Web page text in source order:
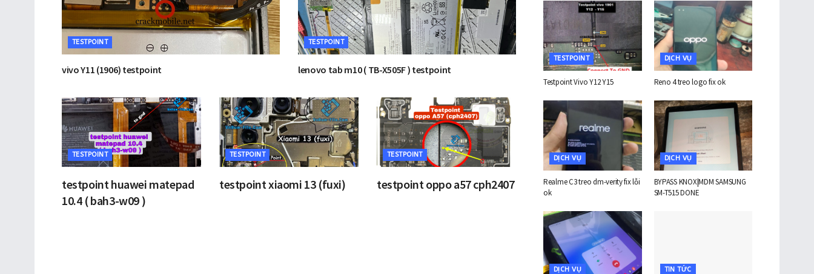
TESTPOINT
vivo Y11 (1906) testpoint
TESTPOINT
lenovo tab m10 ( TB-X505F ) testpoint
TESTPOINT
testpoint huawei matepad
10.4 ( bah3-w09 )
TESTPOINT
testpoint xiaomi 13 (fuxi)
TESTPOINT
testpoint oppo a57 cph2407
TESTPOINT
Testpoint Vivo Y12 Y15
DỊCH VỤ
Reno 4 treo logo fix ok
DỊCH VỤ
Realme C3 treo dm-verity fix lỗi
ok
DỊCH VỤ
BYPASS KNOX|MDM SAMSUNG
SM-T515 DONE
DỊCH VỤ TIN TỨC